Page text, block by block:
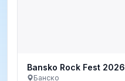
Bansko Rock Fest 2026
Банско